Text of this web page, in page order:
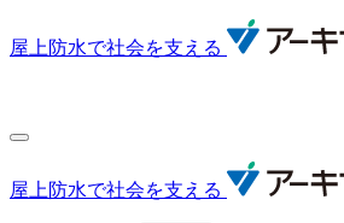
屋上防水で社会を支える
屋上防水で社会を支える